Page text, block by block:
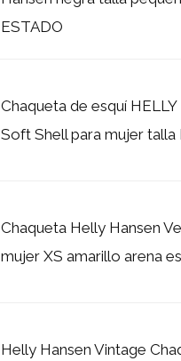
ESTADO
Chaqueta de esquí
Soft Shell para mujer talla
Chaqueta Helly Hansen
mujer XS amarillo arena
Helly Hansen Vintage